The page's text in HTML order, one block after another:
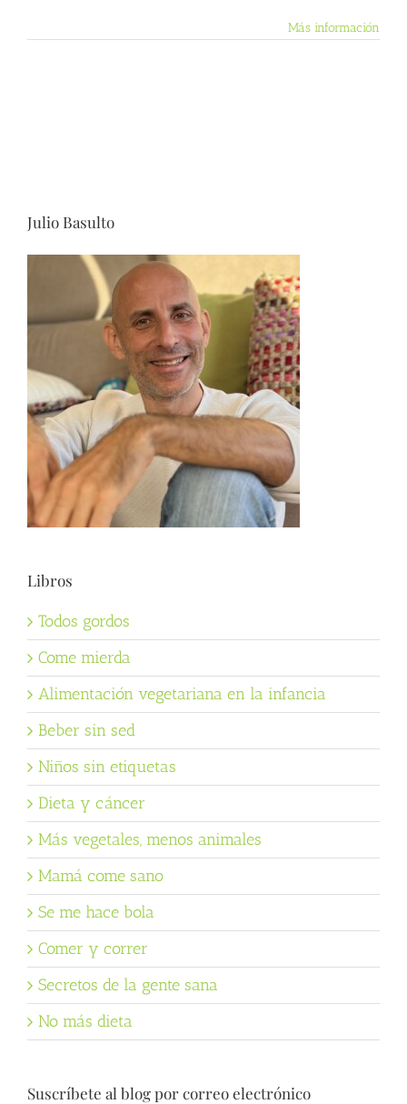
Más información
Julio Basulto
Libros
Todos gordos
Come mierda
Alimentación vegetariana en la infancia
Beber sin sed
Niños sin etiquetas
Dieta y cáncer
Más vegetales, menos animales
Mamá come sano
Se me hace bola
Comer y correr
Secretos de la gente sana
No más dieta
Suscríbete al blog por correo electrónico